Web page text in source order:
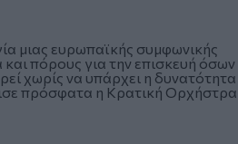
μιας ευρωπαϊκής συμφωνικής
πόρους για την επισκευή όσων
χωρίς να υπάρχει η δυνατότητα
πρόσφατα η Κρατική Ορχήστρα